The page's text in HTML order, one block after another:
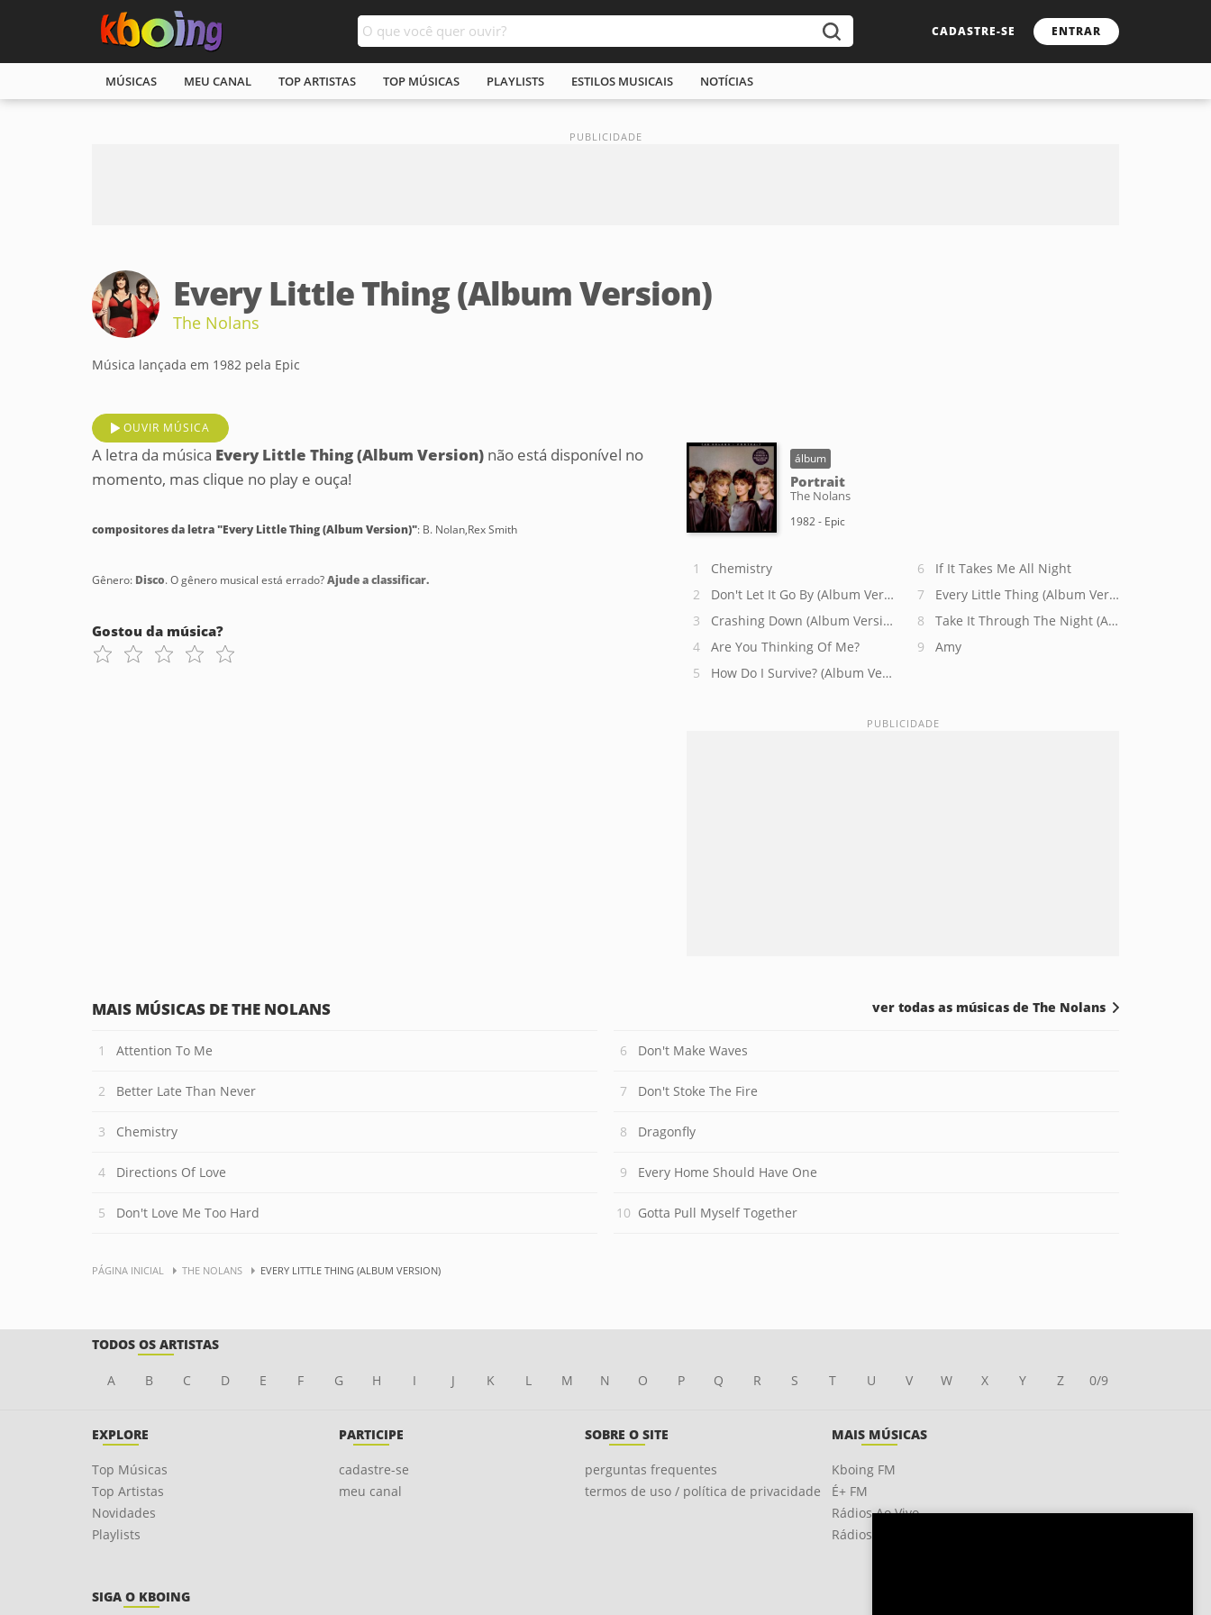
CADASTRE-SE ENTRAR
MÚSICAS MEU CANAL TOP ARTISTAS TOP MÚSICAS PLAYLISTS ESTILOS MUSICAIS NOTÍCIAS
Every Little Thing (Album Version)
The Nolans
Música lançada em 1982 pela Epic
OUVIR MÚSICA
A letra da música Every Little Thing (Album Version) não está disponível no
momento, mas clique no play e ouça!
compositores da letra "Every Little Thing (Album Version)": B. Nolan,Rex Smith
Gênero: Disco. O gênero musical está errado?Ajude a classificar.
Gostou da música?
álbum
Portrait
The Nolans
1982 - Epic
Chemistry
Don't Let It Go By (Album Version)
Crashing Down (Album Version)
Are You Thinking Of Me?
How Do I Survive? (Album Version)
If It Takes Me All Night
Every Little Thing (Album Version)
Take It Through The Night (Album Version)
Amy
MAIS MÚSICAS DE THE NOLANS
Attention To Me
Better Late Than Never
Chemistry
Directions Of Love
Don't Love Me Too Hard
Don't Make Waves
Don't Stoke The Fire
Dragonfly
Every Home Should Have One
Gotta Pull Myself Together
ver todas as músicas de The Nolans
PÁGINA INICIAL THE NOLANS EVERY LITTLE THING (ALBUM VERSION)
TODOS OS ARTISTAS
A B C D E F G H I J K L M N O P Q R S T U V W X Y Z 0/9
EXPLORE
Top Músicas
Top Artistas
Novidades
Playlists
PARTICIPE
cadastre-se
meu canal
SOBRE O SITE
perguntas frequentes
termos de uso / política de privacidade
MAIS MÚSICAS
Kboing FM
É+ FM
Rádios Ao Vivo
Rádios OnLine
SIGA O KBOING